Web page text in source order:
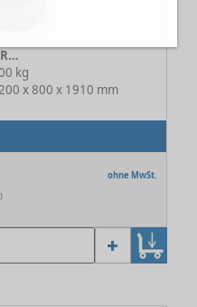
Arbeitsbühne für Stapler RAK RAL 7005 Mausgrau
kg
x 800 x 1910 mm
ohne MwSt.